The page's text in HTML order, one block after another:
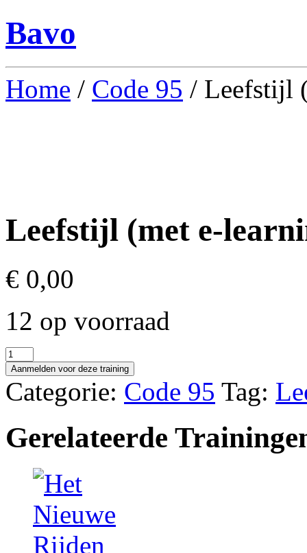
Bavo
Home / Code 95 / Leefstijl
Leefstijl (met e-
€ 0,00
12 op voorraad
Leefstijl
(met
e-
learning)
aantal
Aanmelden voor deze training
Categorie: Code 95 Tag:
Gerelateerde